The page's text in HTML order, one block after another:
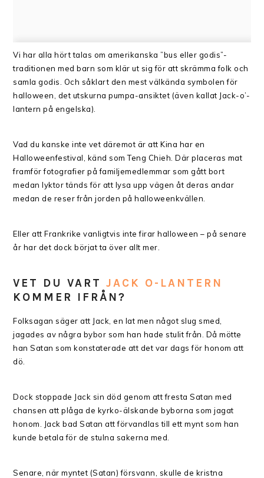
Vi har alla hört talas om amerikanska ”bus eller godis”-
traditionen med barn som klär ut sig för att skrämma folk och
samla godis. Och såklart den mest välkända symbolen för
halloween, det utskurna pumpa-ansiktet (även kallat Jack-o’-
lantern på engelska).
Vad du kanske inte vet däremot är att Kina har en
Halloweenfestival, känd som Teng Chieh. Där placeras mat
framför fotografier på familjemedlemmar som gått bort
medan lyktor tänds för att lysa upp vägen åt deras andar
medan de reser från jorden på halloweenkvällen.
Eller att Frankrike vanligtvis inte firar halloween – på senare
år har det dock börjat ta över allt mer.
VET DU VART JACK O-LANTERN
KOMMER IFRÅN?
Folksagan säger att Jack, en lat men något slug smed,
jagades av några bybor som han hade stulit från. Då mötte
han Satan som konstaterade att det var dags för honom att
dö.
Dock stoppade Jack sin död genom att fresta Satan med
chansen att plåga de kyrko-älskande byborna som jagat
honom. Jack bad Satan att förvandlas till ett mynt som han
kunde betala för de stulna sakerna med.
Senare, när myntet (Satan) försvann, skulle de kristna